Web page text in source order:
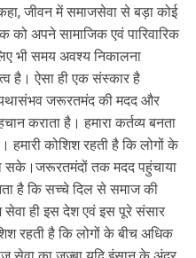
जीवन में समाजसेवा से बड़ा कोई
को अपने सामाजिक एवं पारिवारिक
भी समय अवश्य निकालना
है। ऐसा ही एक संस्कार है
यथासंभव जरूरतमंद की मदद और
कराता है। हमारा कर्तव्य बनता
कोशिश रहती है कि लोगों के
सके।जरूरतमंदों तक मदद पहुंचाया
है कि सच्चे दिल से समाज की
ही इस देश एवं इस पूरे संसार
रहती है कि लोगों के बीच अधिक